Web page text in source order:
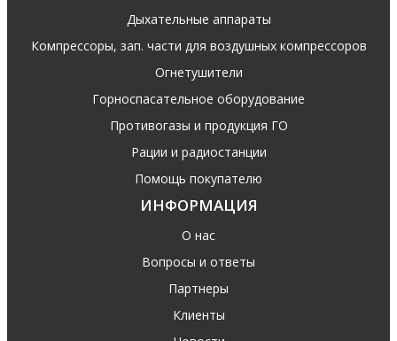
Дыхательные аппараты
Компрессоры, зап. части для воздушных компрессоров
Огнетушители
Горноспасательное оборудование
Противогазы и продукция ГО
Рации и радиостанции
Помощь покупателю
ИНФОРМАЦИЯ
О нас
Вопросы и ответы
Партнеры
Клиенты